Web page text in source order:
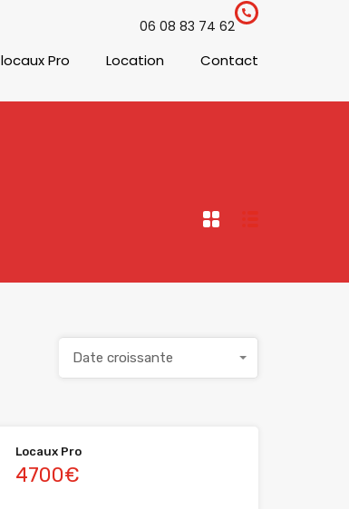
06 08 83 74 62
locaux Pro Location Contact
Date croissante
Locaux Pro
4700€